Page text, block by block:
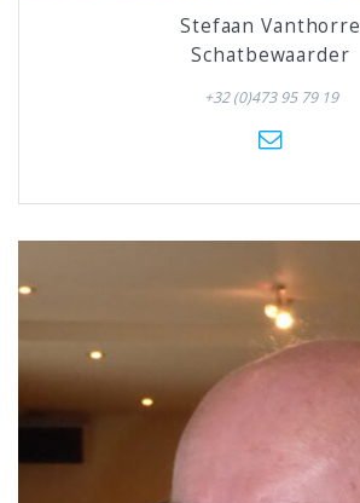
Stefaan Vanthorre
Schatbewaarder
+32 (0)473 95 79 19